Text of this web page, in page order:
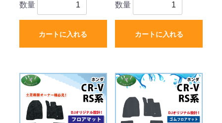
数量
カートに入れる
数量
カートに入れる